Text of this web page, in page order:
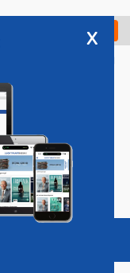
Check in
Vacatures
x